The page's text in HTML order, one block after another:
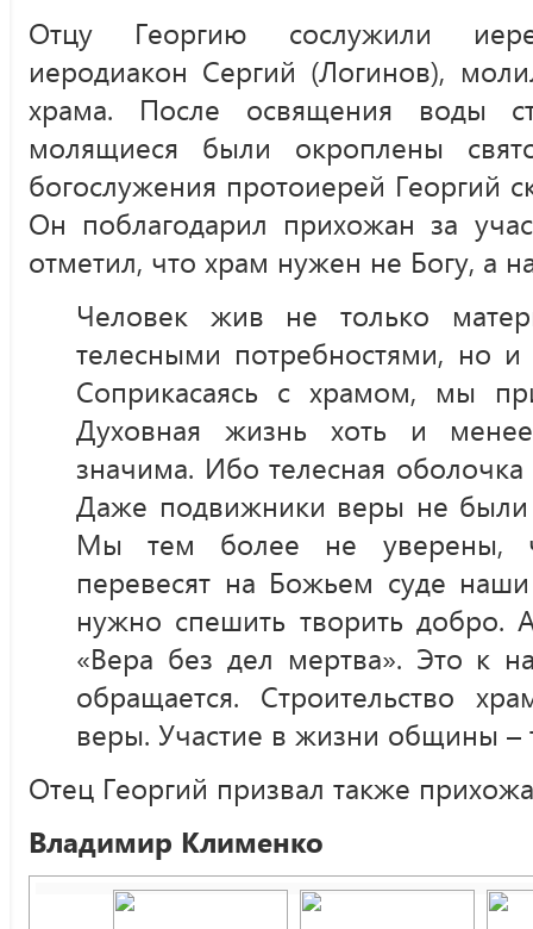
Отцу Георгию сослужили
иеродиакон Сергий (Логинов),
храма. После освящения воды
молящиеся были окроплены
богослужения протоиерей Георгий
Он поблагодарил прихожан за
отметил, что храм нужен не Богу, а
Человек жив не только
телесными потребностями, но
Соприкасаясь с храмом, мы
Духовная жизнь хоть и
значима. Ибо телесная
Даже подвижники веры не были
Мы тем более не уверены,
перевесят на Божьем суде
нужно спешить творить добро.
«Вера без дел мертва». Это к
обращается. Строительство
веры. Участие в жизни общины –
Отец Георгий призвал также
Владимир Клименко